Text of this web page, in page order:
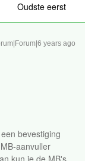
Oudste eerst
years ago
bevestiging
aanvuller
kun je de MB's